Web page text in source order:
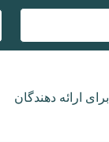
برای ارائه دهندگان